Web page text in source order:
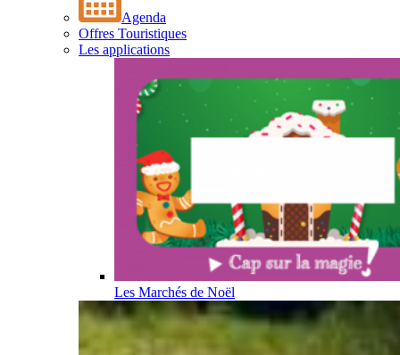
Agenda
Offres Touristiques
Les applications
Les Marchés de Noël